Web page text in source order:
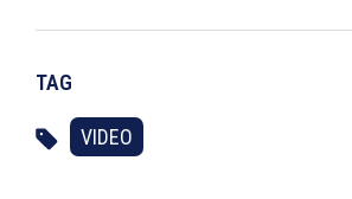
TAG
VIDEO